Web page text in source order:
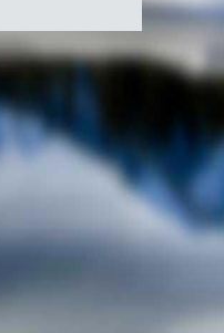
du
Canada